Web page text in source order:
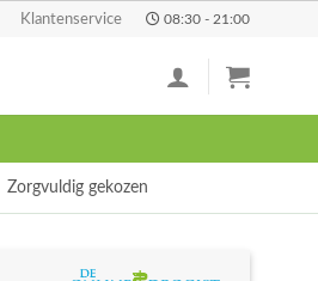
Klantenservice 08:30 - 21:00
Zorgvuldig gekozen